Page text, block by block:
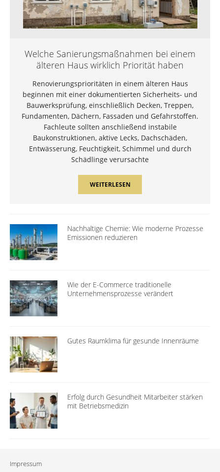
Welche Sanierungsmaßnahmen bei einem
älteren Haus wirklich Priorität haben
Renovierungsprioritäten in einem älteren Haus
beginnen mit einer dokumentierten Sicherheits- und
Bauwerksprüfung, einschließlich Decken, Treppen,
Fundamenten, Dächern, Fassaden und Gefahrstoffen.
Fachleute sollten anschließend instabile
Baukonstruktionen, aktive Lecks, Dachschäden,
Entwässerung, Feuchtigkeit, Schimmel und durch
Schädlinge verursachte
WEITERLESEN
Nachhaltige Chemie: Wie moderne Prozesse
Emissionen reduzieren
Wie der E-Commerce traditionelle
Unternehmensprozesse verändert
Gutes Raumklima für gesunde Innenräume
Erfolg durch Gesundheit Mitarbeiter stärken
mit Betriebsmedizin
Impressum